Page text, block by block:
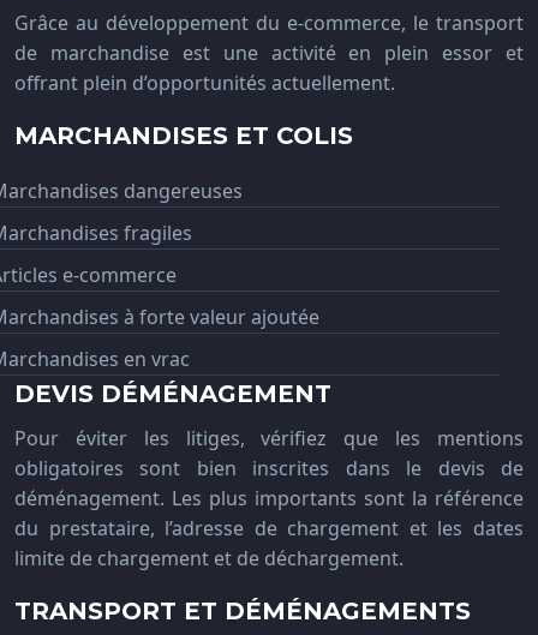
Grâce au développement du e-commerce, le transport
de marchandise est une activité en plein essor et
offrant plein d’opportunités actuellement.
MARCHANDISES ET COLIS
dangereuses
fragiles
e-commerce
à forte valeur ajoutée
en vrac
DEVIS DÉMÉNAGEMENT
Pour éviter les litiges, vérifiez que les mentions
obligatoires sont bien inscrites dans le devis de
déménagement. Les plus importants sont la référence
du prestataire, l’adresse de chargement et les dates
limite de chargement et de déchargement.
TRANSPORT ET DÉMÉNAGEMENTS